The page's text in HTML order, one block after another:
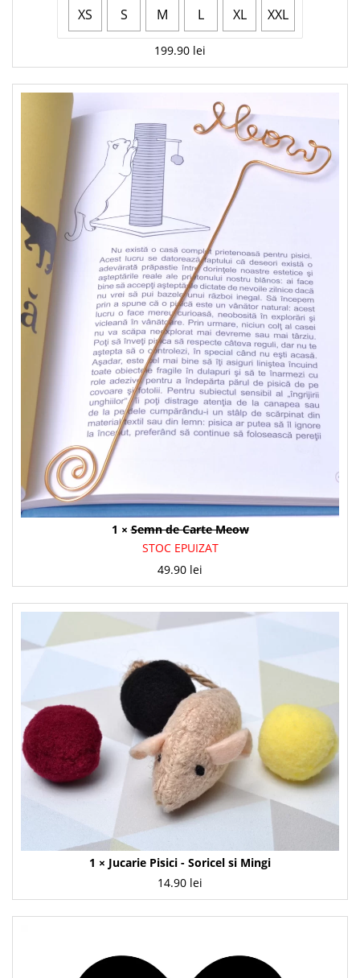
XS S M L XL XXL
199.90 lei
1 ×Semn de Carte Meow
STOC EPUIZAT
49.90 lei
1 × Jucarie Pisici - Soricel si Mingi
14.90 lei